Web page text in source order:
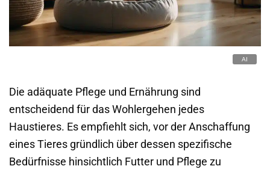
Die adäquate Pflege und Ernährung sind
entscheidend für das Wohlergehen jedes
Haustieres. Es empfiehlt sich, vor der Anschaffung
eines Tieres gründlich über dessen spezifische
Bedürfnisse hinsichtlich Futter und Pflege zu